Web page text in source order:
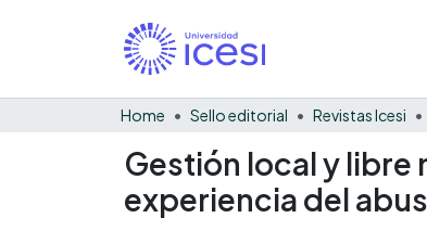
Home Sello editorial Revistas Icesi
Gestión local y
experiencia del